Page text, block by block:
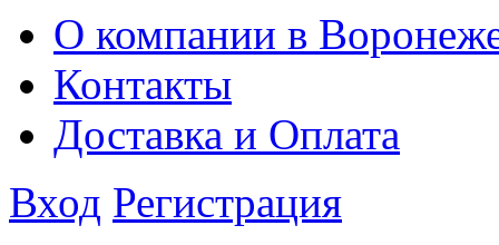
О компании в
Контакты
Доставка и Оплата
Вход Регистрация